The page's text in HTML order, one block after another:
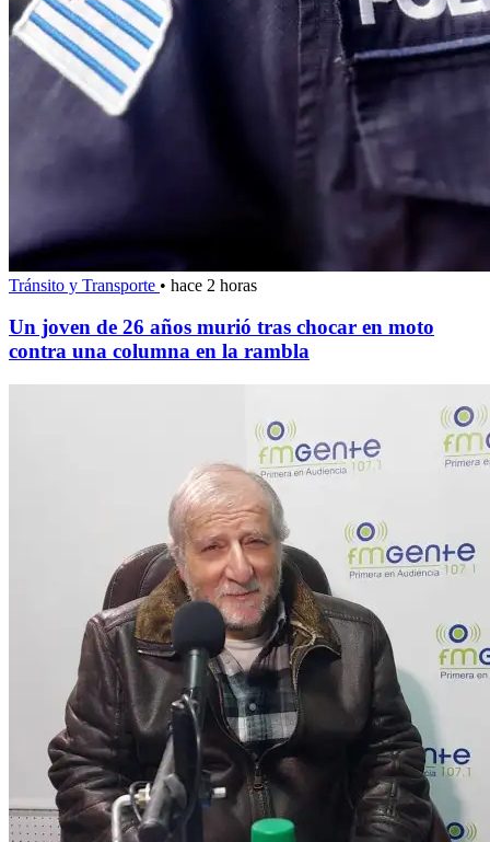
Tránsito y Transporte • hace 2 horas
Un joven de 26 años murió tras chocar en moto
contra una columna en la rambla